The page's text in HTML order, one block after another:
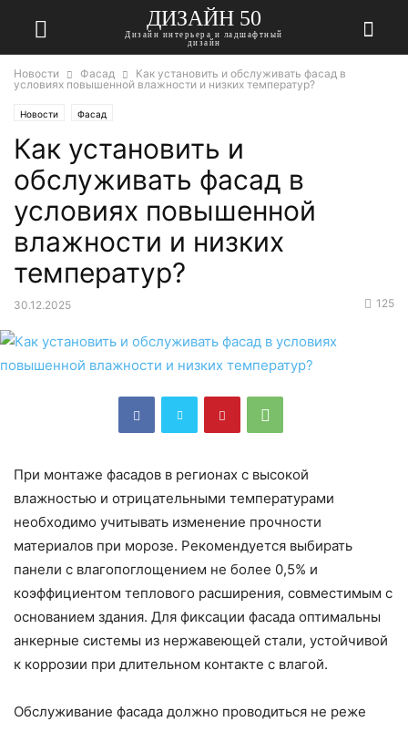
ДИЗАЙН 50
Дизайн интерьера и ладшафтный
дизайн
Новости Фасад
Как установить и обслуживать фасад в
условиях повышенной влажности и низких температур?
Новости Фасад
Как установить и
обслуживать фасад в
условиях повышенной
влажности и низких
температур?
30.12.2025 125
При монтаже фасадов в регионах с высокой
влажностью и отрицательными температурами
необходимо учитывать изменение прочности
материалов при морозе. Рекомендуется выбирать
панели с влагопоглощением не более 0,5% и
коэффициентом теплового расширения, совместимым с
основанием здания. Для фиксации фасада оптимальны
анкерные системы из нержавеющей стали, устойчивой
к коррозии при длительном контакте с влагой.
Обслуживание фасада должно проводиться не реже